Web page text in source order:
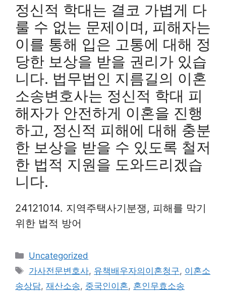
정신적 학대는 결코 가볍게 다
룰 수 없는 문제이며, 피해자는
이를 통해 입은 고통에 대해 정
당한 보상을 받을 권리가 있습
니다. 법무법인 지름길의 이혼
소송변호사는 정신적 학대 피
해자가 안전하게 이혼을 진행
하고, 정신적 피해에 대해 충분
한 보상을 받을 수 있도록 철저
한 법적 지원을 도와드리겠습
니다.
24121014. 지역주택사기분쟁, 피해를 막기
위한 법적 방어
Categories
Uncategorized
Tags
가사전문변호사, 유책배우자의이혼청구, 이혼소
송상담, 재산소송, 중국인이혼, 혼인무효소송